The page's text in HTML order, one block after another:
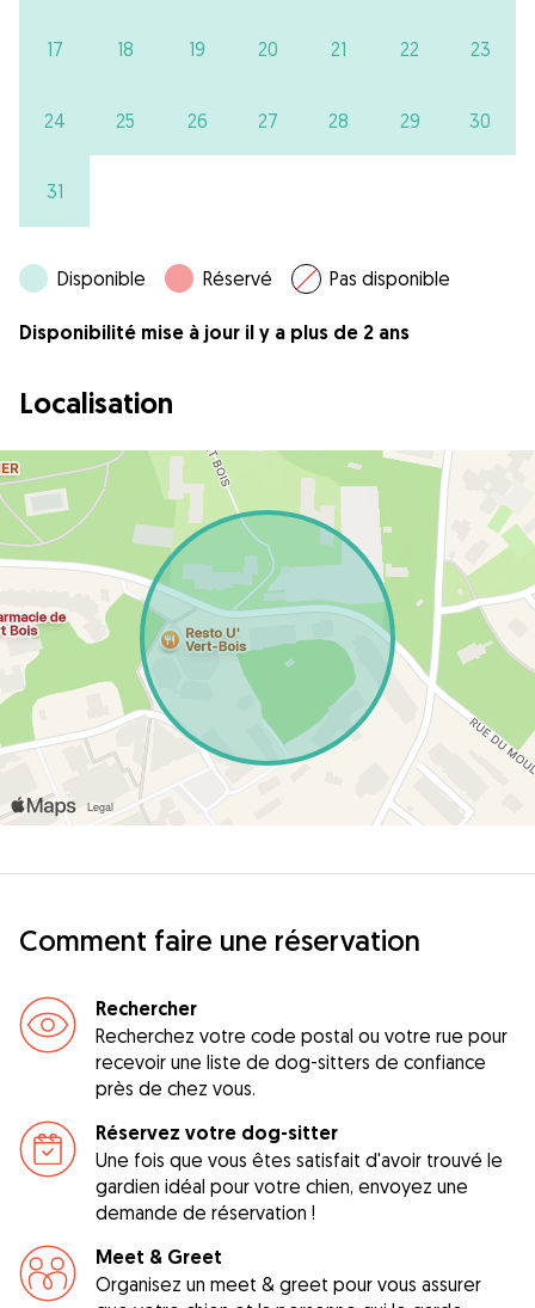
17 18 19 20 21 22 23
24 25 26 27 28 29 30
31
Disponible Réservé Pas disponible
Disponibilité mise à jour il y a plus de 2 ans
Localisation
Comment faire une réservation
Rechercher
Recherchez votre code postal ou votre rue pour
recevoir une liste de dog-sitters de confiance
près de chez vous.
Réservez votre dog-sitter
Une fois que vous êtes satisfait d'avoir trouvé le
gardien idéal pour votre chien, envoyez une
demande de réservation !
Meet & Greet
Organisez un meet & greet pour vous assurer